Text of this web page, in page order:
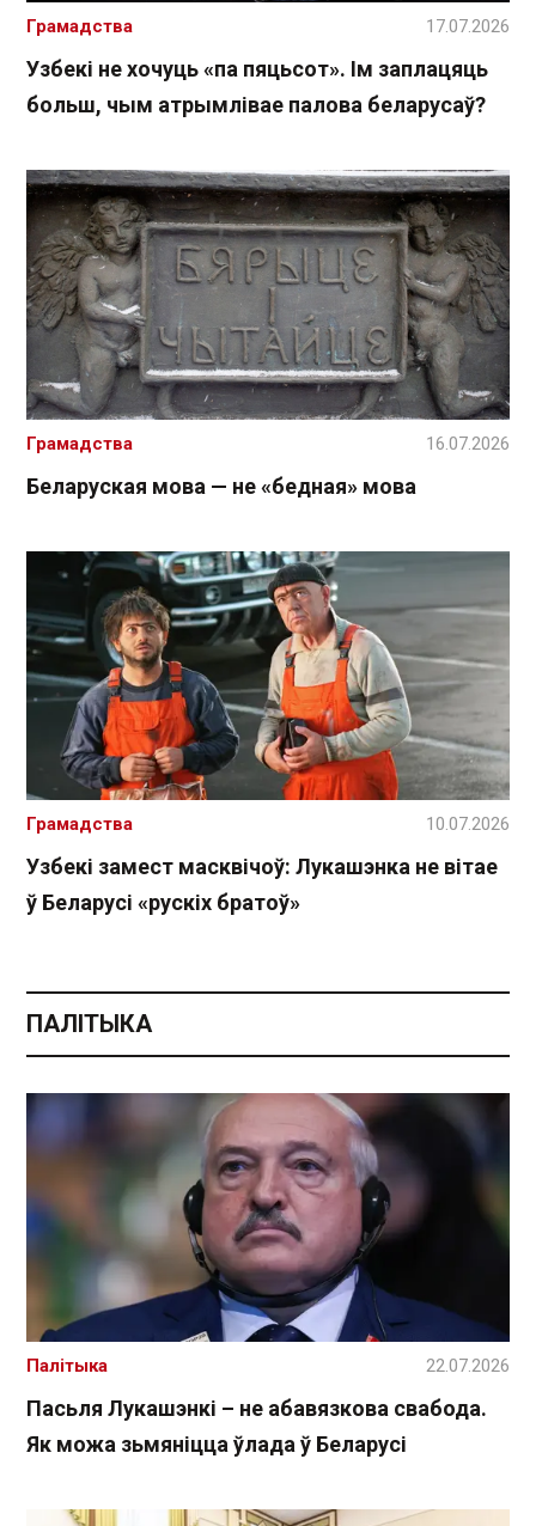
Узбекі не хочуць «па пяцьсот». Ім заплацяць
больш, чым атрымлівае палова беларусаў?
Грамадства 17.07.2026
Беларуская мова — не «бедная» мова
Грамадства 16.07.2026
Узбекі замест масквічоў: Лукашэнка не вітае
ў Беларусі «рускіх братоў»
Грамадства 10.07.2026
ПАЛІТЫКА
Пасьля Лукашэнкі – не абавязкова свабода.
Як можа зьмяніцца ўлада ў Беларусі
Палітыка 22.07.2026